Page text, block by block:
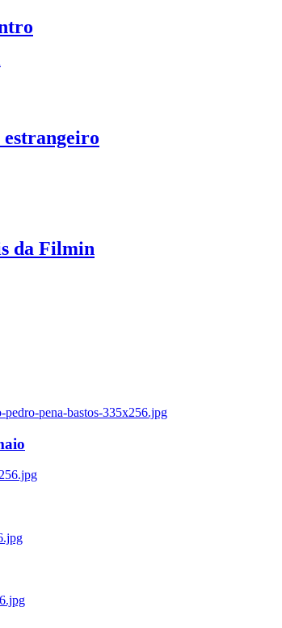
estrangeiro
da Filmin
pena-bastos-335x256.jpg